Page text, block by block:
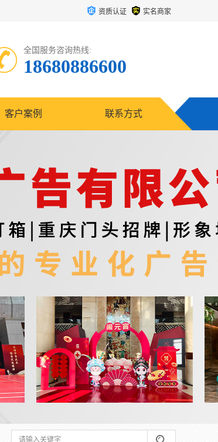
资质认证 实名商家
全国服务咨询热线:
18680886600
客户案例 联系方式